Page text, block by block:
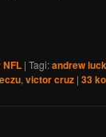
NFL | Tagi:andrew luck
, victor cruz | 33